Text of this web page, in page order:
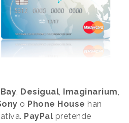
, Desigual, Imaginarium,
o Phone House han
PayPal pretende